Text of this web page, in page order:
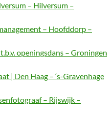
– Hilversum –
– Hoofddorp –
openingsdans – Groningen
| Den Haag – ‘s-Gravenhage
– Rijswijk –